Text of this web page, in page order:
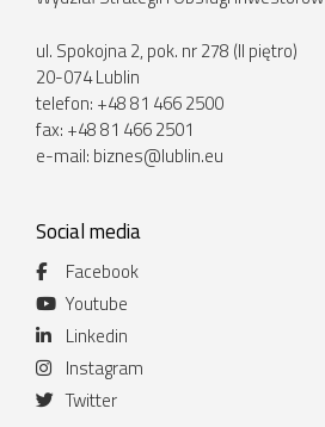
ul. Spokojna 2, pok. nr 278 (II piętro)
20-074 Lublin
telefon: +48 81 466 2500
fax: +48 81 466 2501
e-mail: biznes@lublin.eu
Social media
Facebook
Youtube
Linkedin
Instagram
Twitter